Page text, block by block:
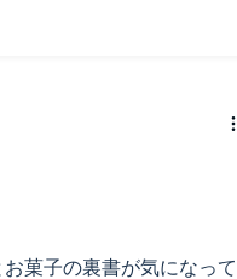
菓子の裏書が気になって